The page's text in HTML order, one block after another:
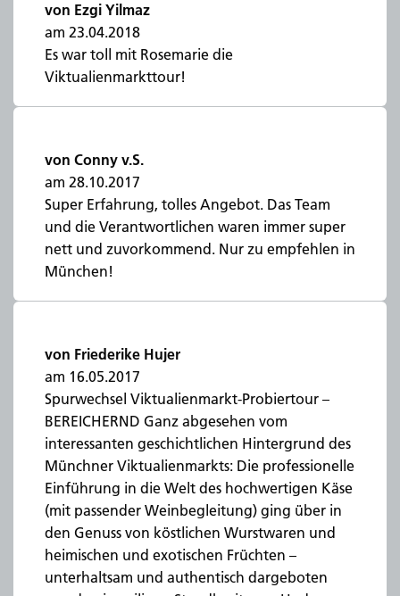
von Ezgi Yilmaz
am 23.04.2018
Es war toll mit Rosemarie die
Viktualienmarkttour!
von Conny v.S.
am 28.10.2017
Super Erfahrung, tolles Angebot. Das Team
und die Verantwortlichen waren immer super
nett und zuvorkommend. Nur zu empfehlen in
München!
von Friederike Hujer
am 16.05.2017
Spurwechsel Viktualienmarkt-Probiertour –
BEREICHERND Ganz abgesehen vom
interessanten geschichtlichen Hintergrund des
Münchner Viktualienmarkts: Die professionelle
Einführung in die Welt des hochwertigen Käse
(mit passender Weinbegleitung) ging über in
den Genuss von köstlichen Wurstwaren und
heimischen und exotischen Früchten –
unterhaltsam und authentisch dargeboten